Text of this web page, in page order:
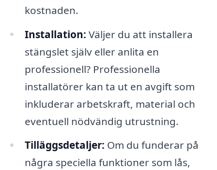
kostnaden.
Installation: Väljer du att installera
stängslet själv eller anlita en
professionell? Professionella
installatörer kan ta ut en avgift som
inkluderar arbetskraft, material och
eventuell nödvändig utrustning.
Tilläggsdetaljer: Om du funderar på
några speciella funktioner som lås,